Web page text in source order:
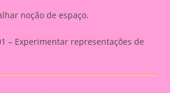
noção de espaço.
– Experimentar representações de